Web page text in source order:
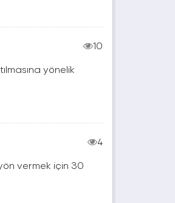
10
yönelik
4
vermek için 30